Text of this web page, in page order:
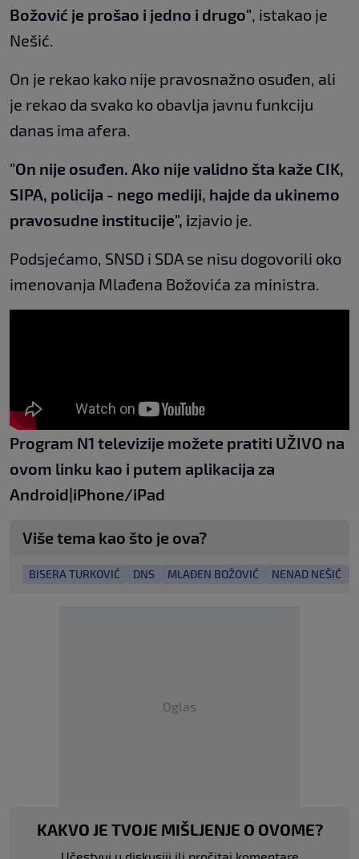
Božović je prošao i jedno i drugo", istakao je
Nešić.
On je rekao kako nije pravosnažno osuđen, ali
je rekao da svako ko obavlja javnu funkciju
danas ima afera.
"On nije osuđen. Ako nije validno šta kaže CIK,
SIPA, policija - nego mediji, hajde da ukinemo
pravosudne institucije", izjavio je.
Podsjećamo, SNSD i SDA se nisu dogovorili oko
imenovanja Mlađena Božovića za ministra.
Program N1 televizije možete pratiti UŽIVO na
ovom linku kao i putem aplikacija za
Android iPhone/iPad
Više tema kao što je ova?
BISERA TURKOVIĆ DNS MLAĐEN BOŽOVIĆ NENAD NEŠIĆ
Oglas
KAKVO JE TVOJE MIŠLJENJE O OVOME?